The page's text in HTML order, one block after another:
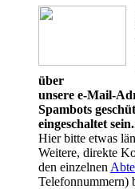
über
unsere e-Mail-
Spambots
eingeschaltet sein.
Hier bitte etwas
Weitere, direkte
den einzelnen
Telefonnummern)